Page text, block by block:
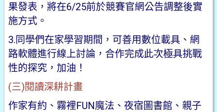
果發表，將在6/25前於競賽官網公告調整後實
施方式。
3.同學們在家學習期間，可善用數位載具、網
路軟體進行線上討論，合作完成此次極具挑戰
性的探究，加油！
(三)閱讀深耕計畫
作家有約、霧裡FUN魔法、夜宿圖書館、親子